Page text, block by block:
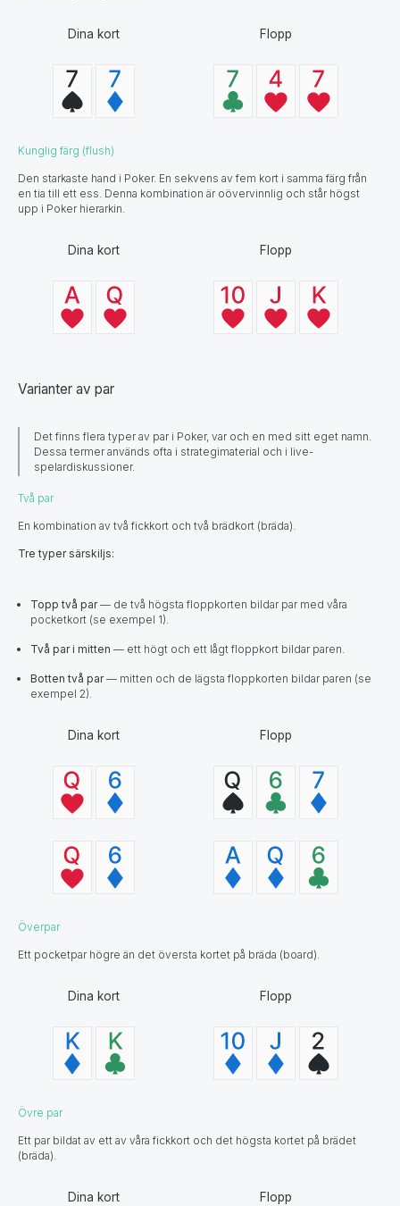
Dina kort Flopp
Kunglig färg (flush)
Den starkaste hand i Poker. En sekvens av fem kort i samma färg från
en tia till ett ess. Denna kombination är oövervinnlig och står högst
upp i Poker hierarkin.
Dina kort Flopp
Varianter av par
Det finns flera typer av par i Poker, var och en med sitt eget namn.
Dessa termer används ofta i strategimaterial och i live-
spelardiskussioner.
Två par
En kombination av två fickkort och två brädkort (bräda).
Tre typer särskiljs:
Topp två par— de två högsta floppkorten bildar par med våra
pocketkort (se exempel 1).
Två par i mitten — ett högt och ett lågt floppkort bildar paren.
Botten två par— mitten och de lägsta floppkorten bildar paren (se
exempel 2).
Dina kort Flopp
Överpar
Ett pocketpar högre än det översta kortet på bräda (board).
Dina kort Flopp
Övre par
Ett par bildat av ett av våra fickkort och det högsta kortet på brädet
(bräda).
Dina kort Flopp